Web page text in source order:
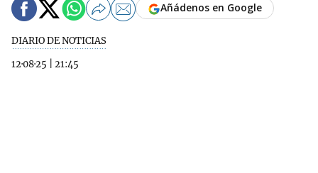
DIARIO DE NOTICIAS
12·08·25
21:45
Añádenos en Google